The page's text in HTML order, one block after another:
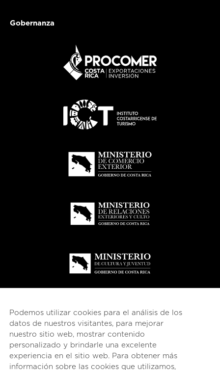
Gobernanza
© 2026esencialCosta Rica
Podemos utilizar cookies para el análisis de los
datos de nuestros visitantes, para mejorar
nuestro sitio web, mostrar contenido
personalizado y brindarle una excelente
experiencia en el sitio web. Para obtener más
información sobre las cookies que utilizamos,
English Inglés Español